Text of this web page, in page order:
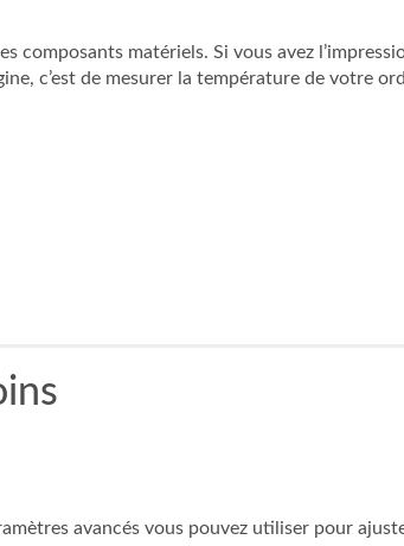
composants matériels. Si vous avez
c’est de mesurer la température de votre
avancés vous pouvez utiliser pour